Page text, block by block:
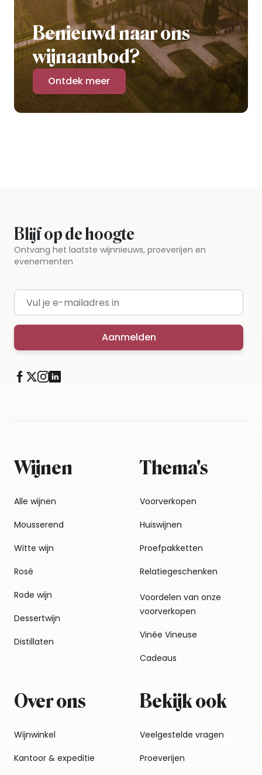
Benieuwd naar ons
wijnaanbod?
Ontdek meer
Blijf op de hoogte
Ontvang het laatste wijnnieuws, proeverijen en
evenementen
E-mailadres
Aanmelden
Wijnen
Alle wijnen
Mousserend
Witte wijn
Rosé
Rode wijn
Dessertwijn
Distillaten
Thema's
Voorverkopen
Huiswijnen
Proefpakketten
Relatiegeschenken
Voordelen van onze
voorverkopen
Vinée Vineuse
Cadeaus
Over ons
Wijnwinkel
Kantoor & expeditie
Bekijk ook
Veelgestelde vragen
Proeverijen